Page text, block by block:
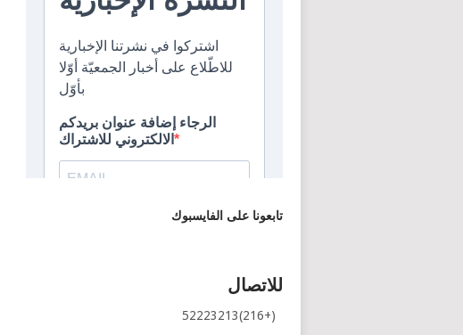
تابعونا على الفايسبوك
للاتصال
(+216)52223213